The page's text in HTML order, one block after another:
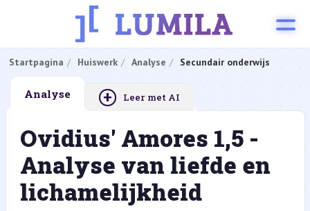
Startpagina Huiswerk Analyse Secundair onderwijs
Analyse + Leer met AI
Ovidius' Amores 1,5 -
Analyse van liefde en
lichamelijkheid